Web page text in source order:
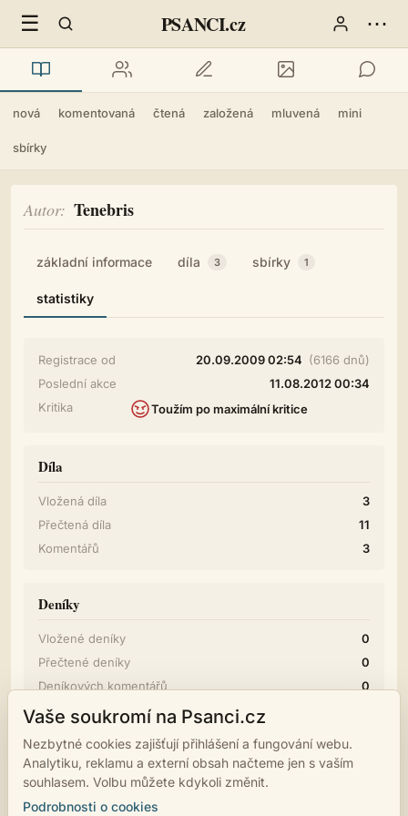
☰ PSANCI.cz ⋯
nová komentovaná čtená založená mluvená mini
sbírky
Autor Tenebris
základní informace díla 3 sbírky 1
statistiky
Registrace od 20.09.2009 02:54 (6166 dnů)
Poslední akce
11.08.2012 00:34
Kritika
Toužím po maximální kritice
Díla
Vložená díla
3
Přečtená díla
11
Komentářů
3
Deníky
Vložené deníky
0
Přečtené deníky
0
Deníkových komentářů
0
Diskuze
Příspěvků
Vaše soukromí na Psanci.cz
Nezbytné cookies zajišťují přihlášení a fungování webu.
Analytiku, reklamu a externí obsah načteme jen s vaším
souhlasem. Volbu můžete kdykoli změnit.
Podrobnosti o cookies